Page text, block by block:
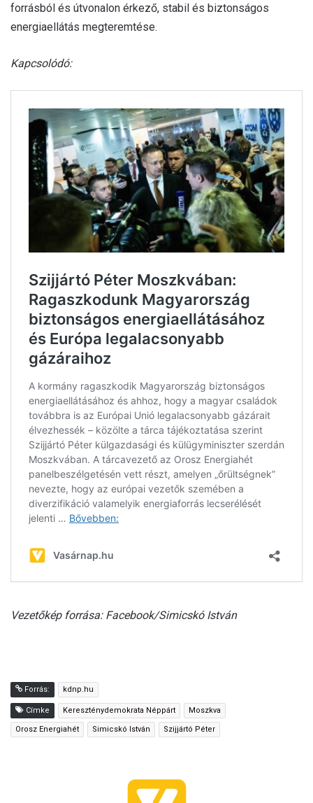
forrásból és útvonalon érkező, stabil és biztonságos
energiaellátás megteremtése.
Kapcsolódó:
Vezetőkép forrása: Facebook/Simicskó István
Forrás: kdnp.hu
Címke Kereszténydemokrata Néppárt Moszkva
Orosz Energiahét Simicskó István Szijjártó Péter